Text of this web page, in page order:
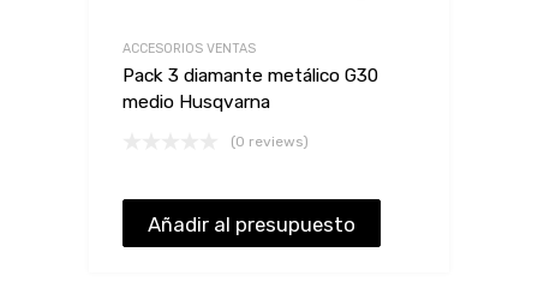
ACCESORIOS VENTAS
Pack 3 diamante metálico G30
medio Husqvarna
(0 reviews)
Añadir al presupuesto